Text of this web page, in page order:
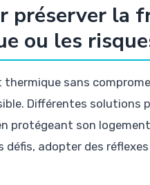
préserver la
ou les
thermique sans
Différentes solutions
protégeant son
défis, adopter des